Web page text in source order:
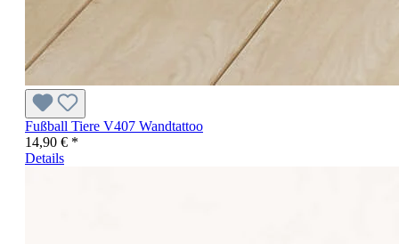
Fußball Tiere V407 Wandtattoo
14,90 € *
Details